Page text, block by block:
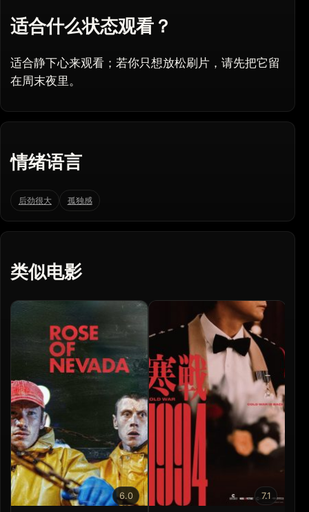
适合什么状态观看？
适合静下心来观看；若你只想放松刷片，请先把它留
在周末夜里。
情绪语言
后劲很大 孤独感
类似电影
6.0 7.1